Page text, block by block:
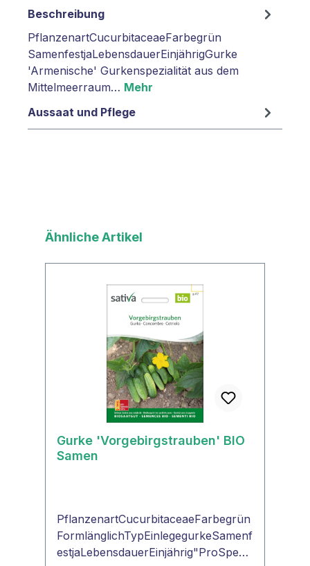
Beschreibung
PflanzenartCucurbitaceaeFarbegrün
SamenfestjaLebensdauerEinjährigGurke
'Armenische' Gurkenspezialität aus dem
Mittelmeerraum… Mehr
Aussaat und Pflege
Produktgalerie überspringen
Ähnliche Artikel
Gurke 'Vorgebirgstrauben' BIO
Samen
PflanzenartCucurbitaceaeFarbegrün
FormlänglichTypEinlegegurkeSamenf
estjaLebensdauerEinjährig"ProSpecie